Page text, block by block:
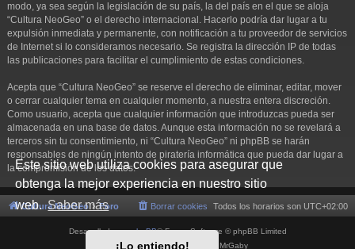
Este sitio web utiliza cookies para asegurar que
obtenga la mejor experiencia en nuestro sitio
web.Saber más
¡Lo entiendo!
modo, ya sea según la legislación de su país, la del país en el que se aloja
“Cultura NeoGeo” o el derecho internacional. Hacerlo podría dar lugar a tu
expulsión inmediata y permanente, con notificación a tu proveedor de servicios
de Internet si lo consideramos necesario. Se registra la dirección IP de todas
las publicaciones para facilitar el cumplimiento de estas condiciones.
Acepta que “Cultura NeoGeo” se reserve el derecho de eliminar, editar, mover
o cerrar cualquier tema en cualquier momento, a nuestra entera discreción.
Como usuario, acepta que cualquier información que introduzcas pueda ser
almacenada en una base de datos. Aunque esta información no se revelará a
terceros sin tu consentimiento, ni “Cultura NeoGeo” ni phpBB se harán
responsables de ningún intento de piratería informática que pueda dar lugar a
la compromisión de los datos.
Cultura NeoGeo Foro Todos los horarios son UTC+02:00
Borrar cookies
Desarrollado porphpBB® Forum Software © phpBB Limited
Style porArty- phpBB 3.3 por MrGaby